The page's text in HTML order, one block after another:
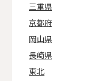
三重県
京都府
岡山県
長崎県
東北